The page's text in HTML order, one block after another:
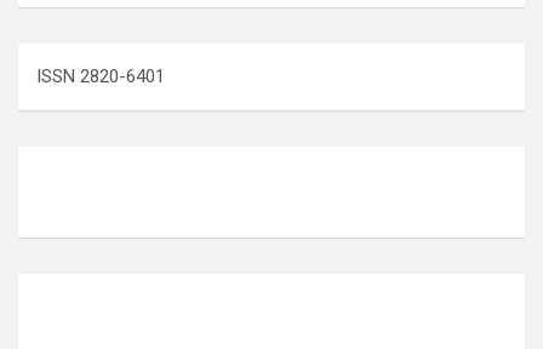
ISSN 2820-6401